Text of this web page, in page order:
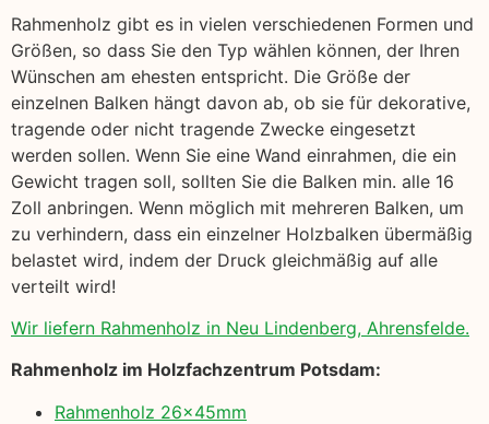
Rahmenholz gibt es in vielen verschiedenen Formen und
Größen, so dass Sie den Typ wählen können, der Ihren
Wünschen am ehesten entspricht. Die Größe der
einzelnen Balken hängt davon ab, ob sie für dekorative,
tragende oder nicht tragende Zwecke eingesetzt
werden sollen. Wenn Sie eine Wand einrahmen, die ein
Gewicht tragen soll, sollten Sie die Balken min. alle 16
Zoll anbringen. Wenn möglich mit mehreren Balken, um
zu verhindern, dass ein einzelner Holzbalken übermäßig
belastet wird, indem der Druck gleichmäßig auf alle
verteilt wird!
Wir liefern Rahmenholz in Neu Lindenberg, Ahrensfelde.
Rahmenholz im Holzfachzentrum Potsdam:
Rahmenholz 26x45mm